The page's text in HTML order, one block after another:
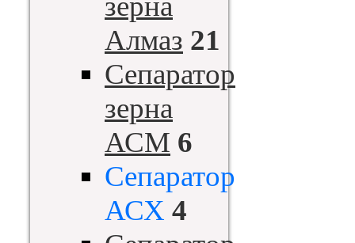
Алмаз 21
Сепаратор
зерна
АСМ 6
Сепаратор
АСХ 4